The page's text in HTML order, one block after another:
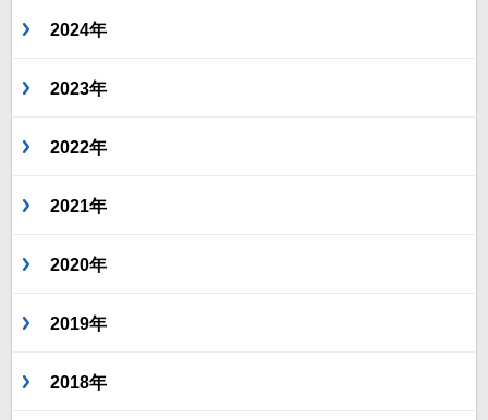
2024年
2023年
2022年
2021年
2020年
2019年
2018年